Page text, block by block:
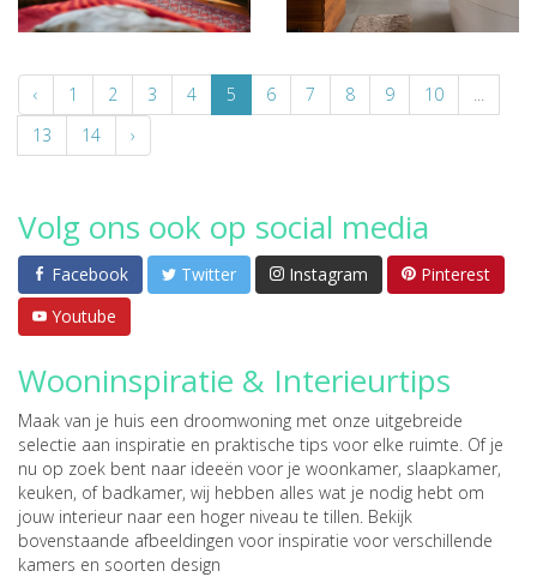
‹ 1 2 3 4 5 6 7 8 9 10
...
13
14 ›
Volg ons ook op social media
Facebook Twitter Instagram
Pinterest
Youtube
Wooninspiratie & Interieurtips
Maak van je huis een droomwoning met onze uitgebreide
selectie aan inspiratie en praktische tips voor elke ruimte. Of je
nu op zoek bent naar ideeën voor je woonkamer, slaapkamer,
keuken, of badkamer, wij hebben alles wat je nodig hebt om
jouw interieur naar een hoger niveau te tillen. Bekijk
bovenstaande afbeeldingen voor inspiratie voor verschillende
kamers en soorten design